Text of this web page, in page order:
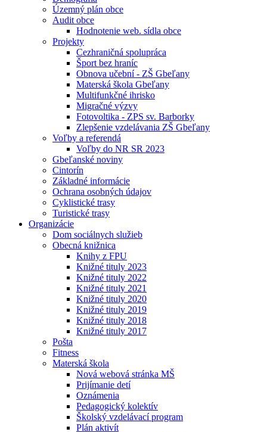
Územný plán obce
Audit obce
Hodnotenie web. sídla obce
Projekty
Cezhraničná spolupráca
Šport bez hraníc
Obnova učební - ZŠ Gbeľany
Materská škola Gbeľany
Multifunkčné ihrisko
Migračné výzvy
Fotovoltika - ZPS sv. Barborky
Zlepšenie vzdelávania ZŠ Gbeľany
Voľby a referendá
Voľby do NR SR 2023
Gbeľanské noviny
Cintorín
Základné informácie
Ochrana osobných údajov
Cyklistické trasy
Turistické trasy
Organizácie
Dom sociálnych služieb
Obecná knižnica
Knihy z FPU
Knižné tituly 2023
Knižné tituly 2022
Knižné tituly 2021
Knižné tituly 2020
Knižné tituly 2019
Knižné tituly 2018
Knižné tituly 2017
Pošta
Fitness
Materská škola
Nová webová stránka MŠ
Prijímanie detí
Oznámenia
Pedagogický kolektív
Školský vzdelávací program
Plán aktivít